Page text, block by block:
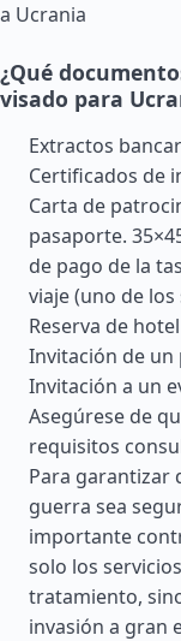
a Ucrania
¿Qué
visado para
Extractos
Certificados de
Carta de
pasaporte.
de pago de la
viaje (uno de
Reserva de
Invitación de
Invitación a un
Asegúrese de
requisitos
Para garantizar
guerra sea
importante
solo los
tratamiento,
invasión a gran